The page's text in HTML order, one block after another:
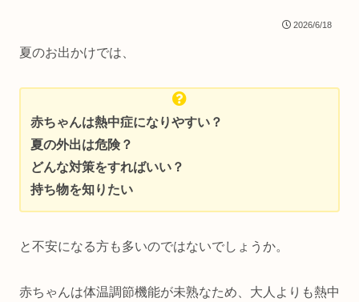
2026/6/18
夏のお出かけでは、
赤ちゃんは熱中症になりやすい？
夏の外出は危険？
どんな対策をすればいい？
持ち物を知りたい
と不安になる方も多いのではないでしょうか。
赤ちゃんは体温調節機能が未熟なため、大人よりも熱中